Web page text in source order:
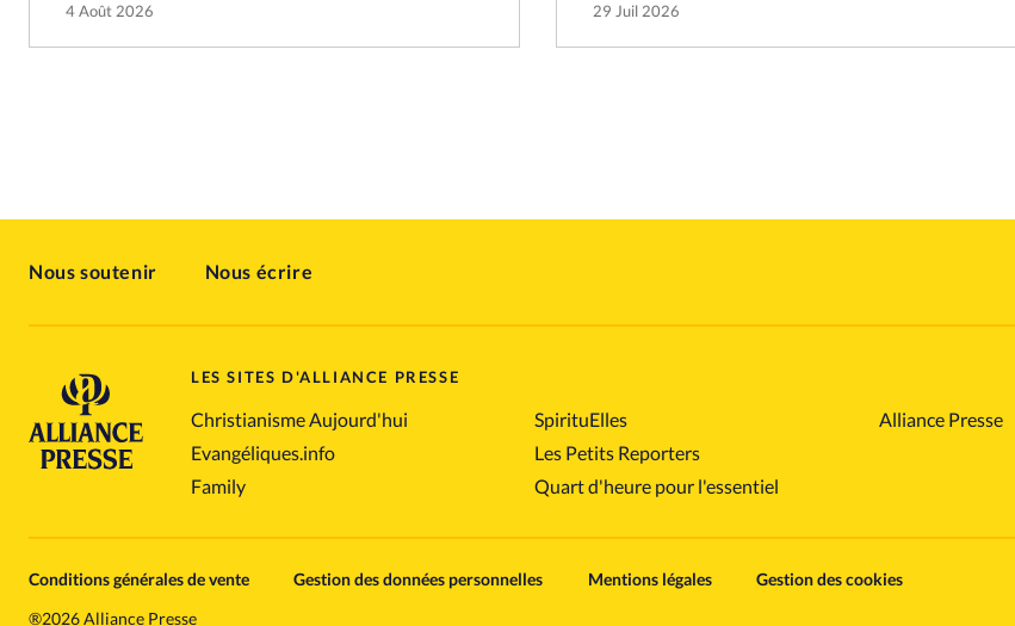
4 Août 2026
29 Juil 2026
Nous soutenir Nous écrire
LES SITES D'ALLIANCE PRESSE
Christianisme Aujourd'hui
Evangéliques.info
Family
SpirituElles
Les Petits Reporters
Quart d'heure pour l'essentiel
Alliance Presse
Conditions générales de vente Gestion des données personnelles Mentions légales
Gestion des cookies
®2026 Alliance Presse